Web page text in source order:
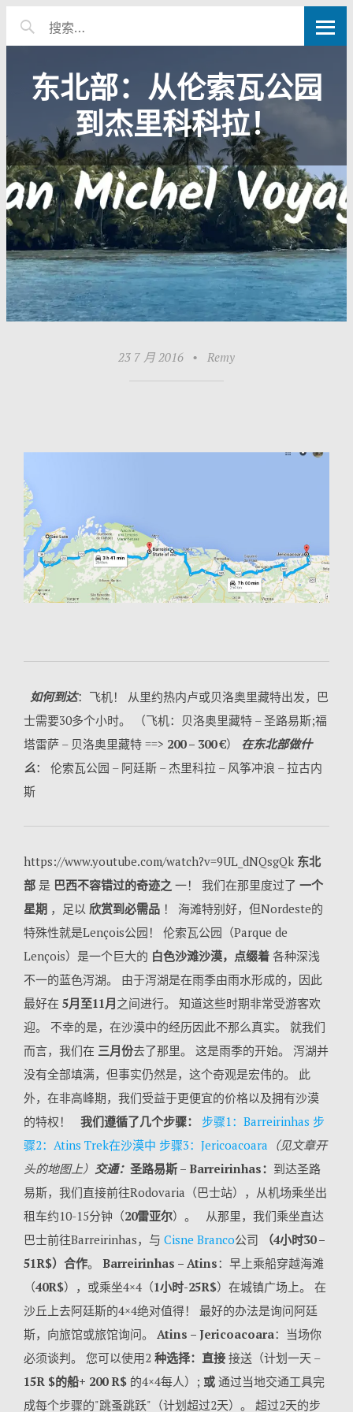
东北部：从伦索瓦公园
到杰里科科拉！
23 7 月 2016 • Remy
如何到达：飞机！ 从里约热内卢或贝洛奥里藏特出发，巴
士需要30多个小时。 （飞机：贝洛奥里藏特 – 圣路易斯;福
塔雷萨 – 贝洛奥里藏特 ==> 200 – 300 €） 在东北部做什
么： 伦索瓦公园 – 阿廷斯 – 杰里科拉 – 风筝冲浪 – 拉古内
斯
https://www.youtube.com/watch?v=9UL_dNQsgQk 东北
部是 巴西不容错过的奇迹之 一！ 我们在那里度过了 一个
星期，足以 欣赏到必需品！ 海滩特别好，但Nordeste的
特殊性就是Lençois公园！ 伦索瓦公园（Parque de
Lençois）是一个巨大的 白色沙滩沙漠，点缀着各种深浅
不一的蓝色泻湖。 由于泻湖是在雨季由雨水形成的，因此
最好在 5月至11月之间进行。 知道这些时期非常受游客欢
迎。 不幸的是，在沙漠中的经历因此不那么真实。 就我们
而言，我们在 三月份去了那里。 这是雨季的开始。 泻湖并
没有全部填满，但事实仍然是，这个奇观是宏伟的。 此
外，在非高峰期，我们受益于更便宜的价格以及拥有沙漠
的特权！ 我们遵循了几个步骤： 步骤1：Barreirinhas 步
骤2：Atins Trek在沙漠中 步骤3：Jericoacoara （见文章开
头的地图上） 交通： 圣路易斯 – Barreirinhas： 到达圣路
易斯，我们直接前往Rodovaria（巴士站），从机场乘坐出
租车约10-15分钟（20雷亚尔）。 从那里，我们乘坐直达
巴士前往Barreirinhas，与 Cisne Branco公司
（4小时30 –
51R$）合作。 Barreirinhas – Atins：早上乘船穿越海滩
（40R$），或乘坐4×4（1小时-25R$）在城镇广场上。 在
沙丘上去阿廷斯的4×4绝对值得！ 最好的办法是询问阿廷
斯，向旅馆或旅馆询问。 Atins – Jericoacoara：当场你
必须谈判。 您可以使用2 种选择：直接接送（计划一天 –
15R $的船+ 200 R$的4×4每人）; 或通过当地交通工具完
成每个步骤的"跳蚤跳跃"（计划超过2天）。 超过2天的步